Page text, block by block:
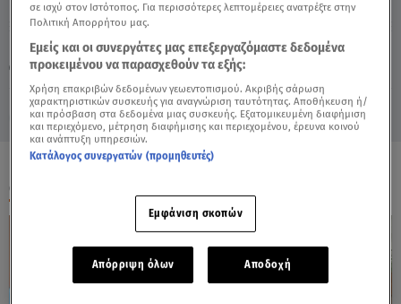
Κυριακή 9 Αυγούστου 2026
29.06.21, 14:18 ΖΩΔΙΑ
ΟΛΑ ΤΑ ΒΙΝΤΕΟ
σε ισχύ στον Ιστότοπος. Για περισσότερες λεπτομέρειες ανατρέξτε στην
Πολιτική Απορρήτου μας.
Εμείς και οι συνεργάτες μας επεξεργαζόμαστε δεδομένα
προκειμένου να παρασχεθούν τα εξής:
Χρήση επακριβών δεδομένων γεωεντοπισμού. Ακριβής σάρωση
χαρακτηριστικών συσκευής για αναγνώριση ταυτότητας. Αποθήκευση ή/
και πρόσβαση στα δεδομένα μιας συσκευής. Εξατομικευμένη διαφήμιση
και περιεχόμενο, μέτρηση διαφήμισης και περιεχομένου, έρευνα κοινού
και ανάπτυξη υπηρεσιών.
Κατάλογος συνεργατών (προμηθευτές)
Εμφάνιση σκοπών
Απόρριψη όλων Αποδοχή